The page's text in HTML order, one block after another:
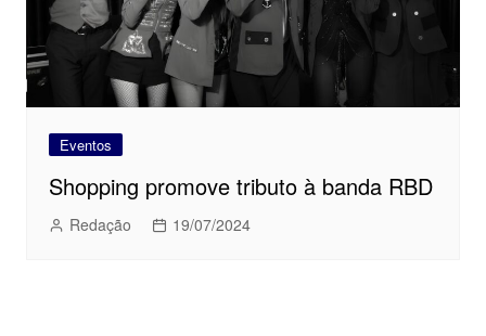
Eventos
Shopping promove tributo à banda RBD
Redação 19/07/2024